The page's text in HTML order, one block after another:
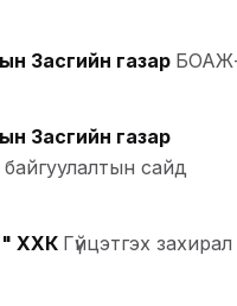
Засгийн газар
Засгийн газар
сайд
ХХК Гүйцэтгэх захирал